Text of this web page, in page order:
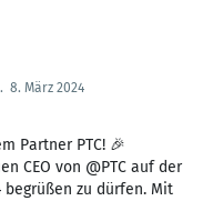
. 8. März 2024
Partner PTC! 🎉
CEO von @PTC auf der
begrüßen zu dürfen. Mit